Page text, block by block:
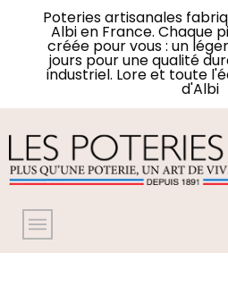
Poteries artisanales
Albi en France. Chaque
créée pour vous : un
jours pour une qualité
industriel. Lore et toute
d'Albi